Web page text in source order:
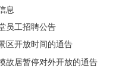
息
员工招聘公告
区开放时间的通告
居暂停对外开放的通告